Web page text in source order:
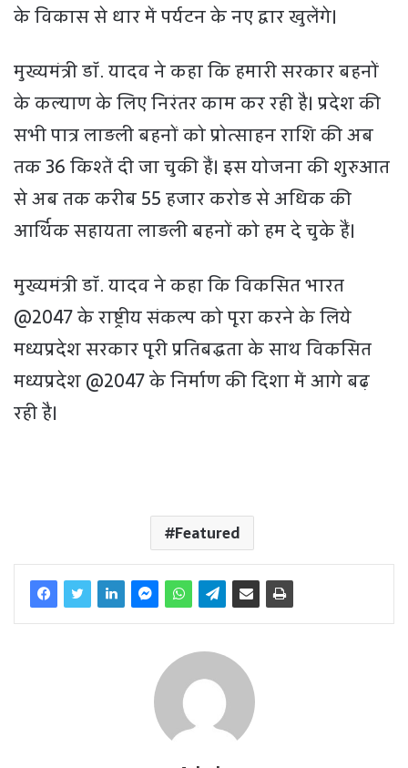
के विकास से धार में पर्यटन के नए द्वार खुलेंगे।
मुख्यमंत्री डॉ. यादव ने कहा कि हमारी सरकार बहनों
के कल्याण के लिए निरंतर काम कर रही है। प्रदेश की
सभी पात्र लाड़ली बहनों को प्रोत्साहन राशि की अब
तक 36 किश्तें दी जा चुकी हैं। इस योजना की शुरुआत
से अब तक करीब 55 हजार करोड़ से अधिक की
आर्थिक सहायता लाड़ली बहनों को हम दे चुके हैं।
मुख्यमंत्री डॉ. यादव ने कहा कि विकसित भारत
@2047 के राष्ट्रीय संकल्प को पूरा करने के लिये
मध्यप्रदेश सरकार पूरी प्रतिबद्धता के साथ विकसित
मध्यप्रदेश @2047 के निर्माण की दिशा में आगे बढ़
रही है।
Featured